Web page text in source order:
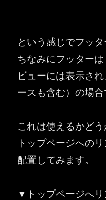
という感じでフッタ
ちなみにフッター
ビューには表示さ
ースも含む）の場合
これは使えるかどう
トップページへの
配置してみます。
▼トップページへリ